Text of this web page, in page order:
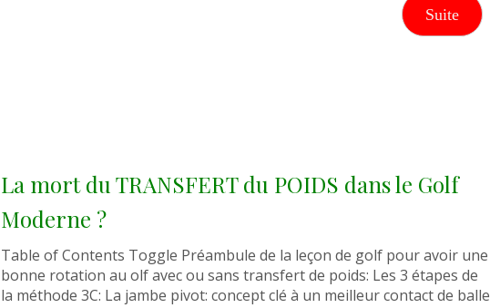
Suite
La mort du TRANSFERT du POIDS dans le Golf
Moderne ?
Table of Contents Toggle Préambule de la leçon de golf pour avoir une
bonne rotation au olf avec ou sans transfert de poids: Les 3 étapes de
la méthode 3C: La jambe pivot: concept clé à un meilleur contact de balle